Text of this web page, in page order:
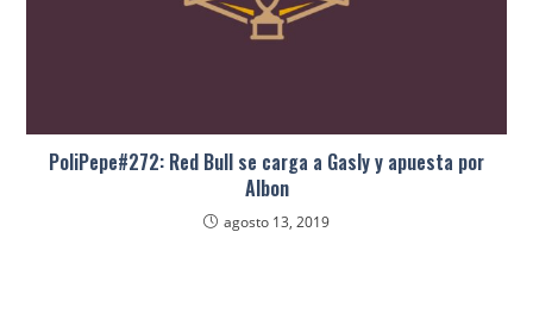
PoliPepe#272: Red Bull se carga a Gasly y apuesta por
Albon
agosto 13, 2019